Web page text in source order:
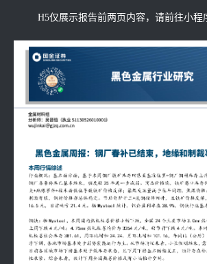
H5仅展示报告前两页内容，请前往小程